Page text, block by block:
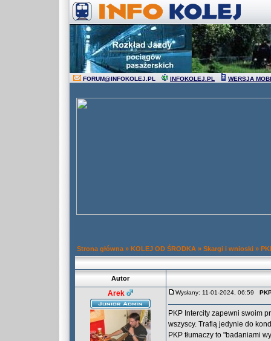
FORUM@INFOKOLEJ.PL INFOKOLEJ.PL WERSJA
Strona główna » KOLEJ OD ŚRODKA » Skargi i wnioski »
Autor
Arek Wysłany: 11-01-2024, 06:59
PKP Intercity zapewni swoim
wszyscy. Trafią jedynie do
PKP tłumaczy to "badaniami